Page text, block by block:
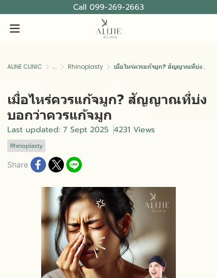
Call 099-269-2663
ALINE CLINIC ... Rhinoplasty เมื่อไหร่ควรแก้จมูก? สัญญาณที่บ่งบอกว่าควรแก้จมูก
เมื่อไหร่ควรแก้จมูก? สัญญาณที่บ่ง
บอกว่าควรแก้จมูก
Last updated: 7 Sept 2025 4231 Views
Rhinoplasty
Share